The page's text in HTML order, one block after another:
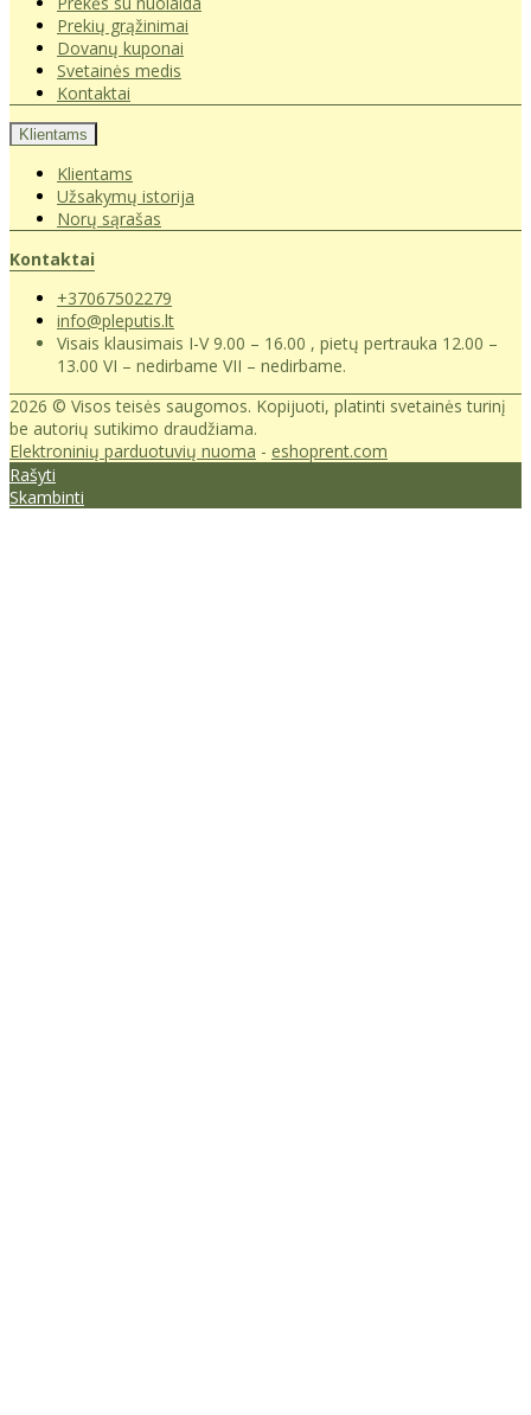
Prekių grąžinimai
Dovanų kuponai
Svetainės medis
Kontaktai
Klientams
Klientams
Užsakymų istorija
Norų sąrašas
Kontaktai
+37067502279
info@pleputis.lt
Visais klausimais I-V 9.00 – 16.00 , pietų pertrauka 12.00 –
13.00 VI – nedirbame VII – nedirbame.
2026 © Visos teisės saugomos. Kopijuoti, platinti svetainės turinį
be autorių sutikimo draudžiama.
Elektroninių parduotuvių nuoma - eshoprent.com
Rašyti
Skambinti